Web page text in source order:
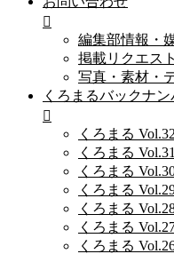
編集部情報・
掲載リクエスト
写真・素材・
くろまるバックナン
くろまる
くろまる
くろまる
くろまる
くろまる
くろまる
くろまる